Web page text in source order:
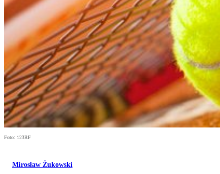
Foto: 123RF
Mirosław Żukowski